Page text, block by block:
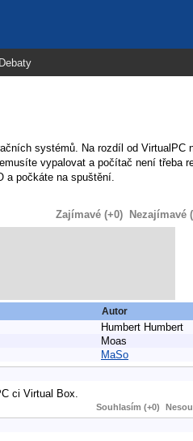
Debaty
systémů. Na rozdíl od VirtualPC
vypalovat a počítač není třeba
a počkáte na spuštění.
Zajímavé (+0)
Nezajímavé
Autor
Humbert Humbert
Moas
MaSo
ci Virtual Box.
Souhlasím (+0)